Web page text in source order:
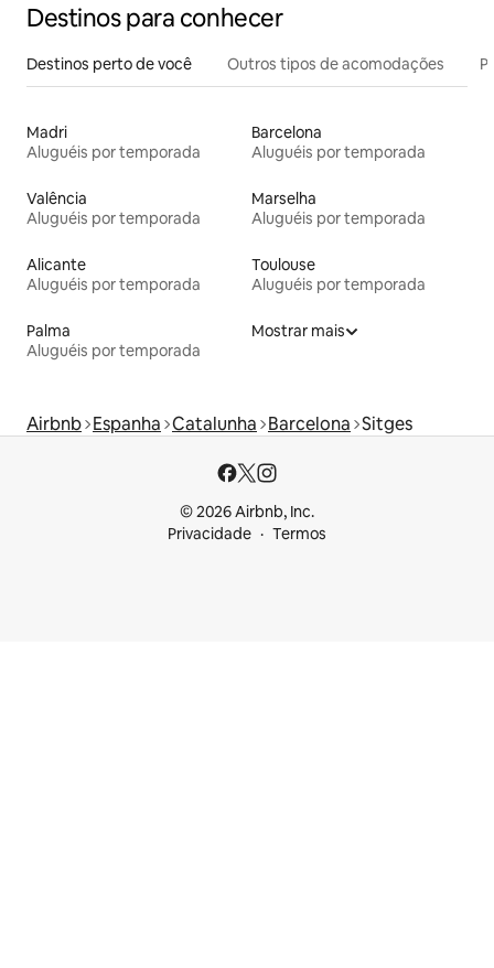
Destinos para conhecer
Destinos perto de você Outros tipos de acomodações
Madri
Aluguéis por temporada
Barcelona
Aluguéis por temporada
Valência
Aluguéis por temporada
Marselha
Aluguéis por temporada
Alicante
Aluguéis por temporada
Toulouse
Aluguéis por temporada
Palma
Aluguéis por temporada
Mostrar mais
Airbnb Espanha Catalunha Barcelona Sitges
© 2026 Airbnb, Inc.
Privacidade
Termos